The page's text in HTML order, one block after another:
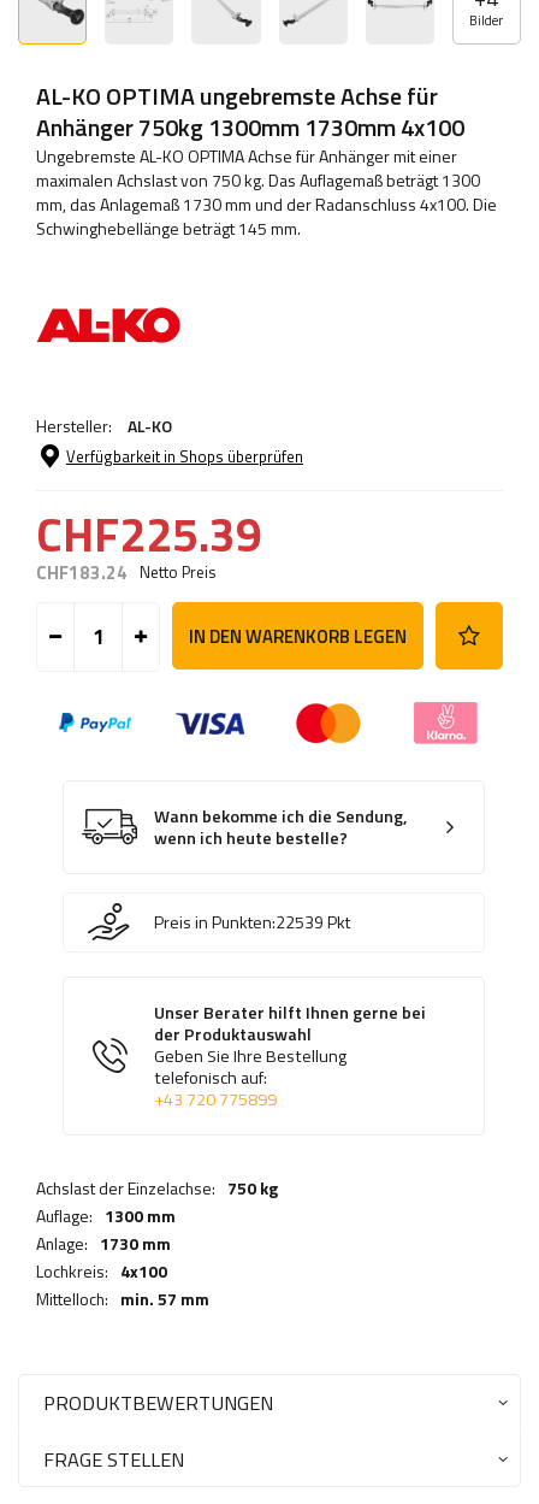
Bilder
AL-KO OPTIMA ungebremste Achse für
Anhänger 750kg 1300mm 1730mm 4x100
Ungebremste AL-KO OPTIMA Achse für Anhänger mit einer
maximalen Achslast von 750 kg. Das Auflagemaß beträgt 1300
mm, das Anlagemaß 1730 mm und der Radanschluss 4x100. Die
Schwinghebellänge beträgt 145 mm.
Hersteller: AL-KO
Verfügbarkeit in Shops überprüfen
CHF225.39
CHF183.24 Netto Preis
IN DEN WARENKORB LEGEN
Wann bekomme ich die Sendung,
wenn ich heute bestelle?
Preis in Punkten:22539Pkt
Unser Berater hilft Ihnen gerne bei
der Produktauswahl
Geben Sie Ihre Bestellung
telefonisch auf:
+43 720 775899
Achslast der Einzelachse: 750 kg
Auflage: 1300 mm
Anlage: 1730 mm
Lochkreis: 4x100
Mittelloch: min. 57 mm
PRODUKTBEWERTUNGEN
FRAGE STELLEN